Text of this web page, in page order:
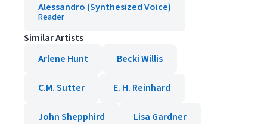
Alessandro (Synthesized Voice)
Reader
Similar Artists
Arlene Hunt
Becki Willis
C.M. Sutter E. H. Reinhard
John Shepphird Lisa Gardner